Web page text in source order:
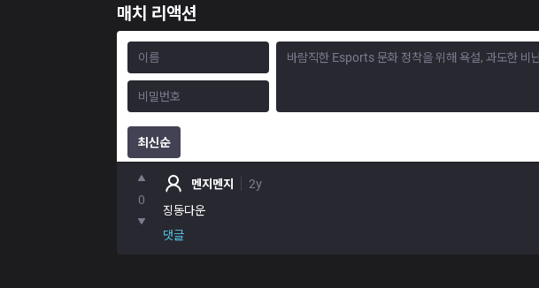
매치 리액션
최신순
0
멘지멘지
2y
징동다운
댓글